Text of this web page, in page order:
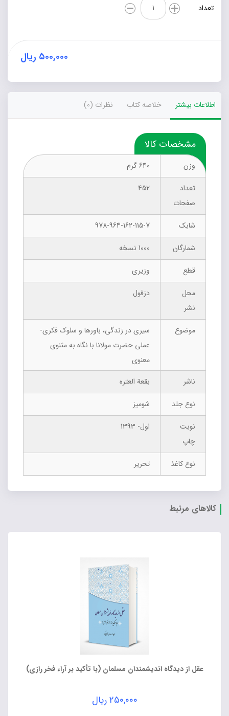
تعداد
سر
بالا
سری
۵۰۰,۰۰۰ ریال
اطلاعات بیشتر خلاصه کتاب نظرات (0)
مشخصات کالا
وزن
640 گرم
تعداد
صفحات
452
شابک
978-964-162-115-7
شمارگان
1000 نسخه
قطع
وزیری
محل
نشر
دزفول
موضوع
سیری در زندگی، باورها و سلوک فکری-
عملی حضرت مولانا با نگاه به مثنوی
معنوی
ناشر
بقعة العتره
نوع جلد
شومیز
نوبت
چاپ
اول- 1393
نوع کاغذ تحریر
کالاهای مرتبط
عقل از دیدگاه اندیشمندان مسلمان (با تأکید بر آراء فخر رازی)
۲۵۰,۰۰۰ریال